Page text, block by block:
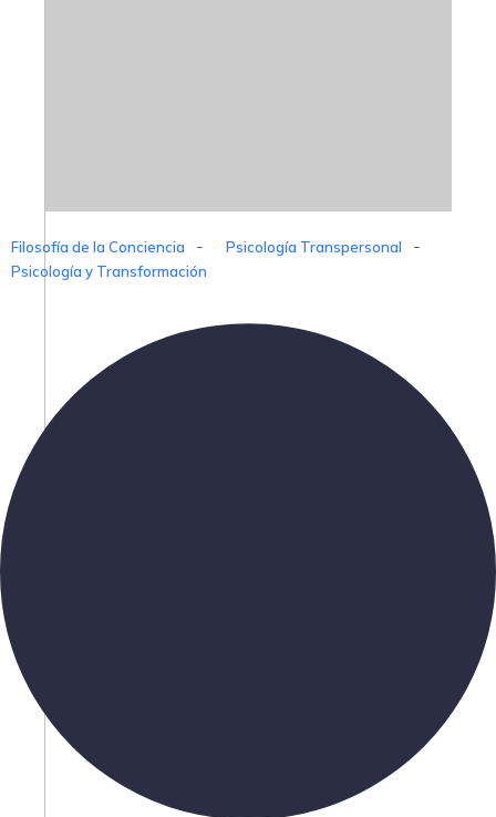
Filosofía de la Conciencia - Psicología Transpersonal -
Psicología y Transformación